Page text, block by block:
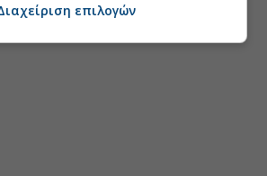
επιλογών